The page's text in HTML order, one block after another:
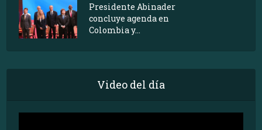
Presidente Abinader
concluye agenda en
Colombia y...
Video del día